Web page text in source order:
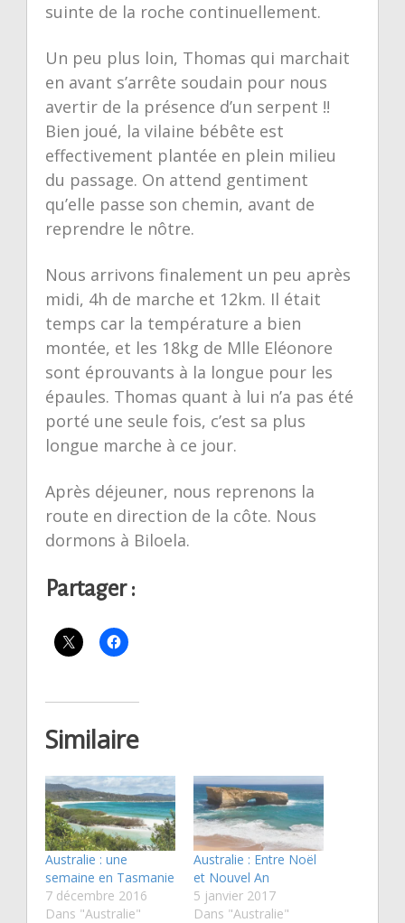
suinte de la roche continuellement.
Un peu plus loin, Thomas qui marchait
en avant s’arrête soudain pour nous
avertir de la présence d’un serpent !!
Bien joué, la vilaine bébête est
effectivement plantée en plein milieu
du passage. On attend gentiment
qu’elle passe son chemin, avant de
reprendre le nôtre.
Nous arrivons finalement un peu après
midi, 4h de marche et 12km. Il était
temps car la température a bien
montée, et les 18kg de Mlle Eléonore
sont éprouvants à la longue pour les
épaules. Thomas quant à lui n’a pas été
porté une seule fois, c’est sa plus
longue marche à ce jour.
Après déjeuner, nous reprenons la
route en direction de la côte. Nous
dormons à Biloela.
Partager :
Similaire
Australie : une
semaine en Tasmanie
7 décembre 2016
Dans "Australie"
Australie : Entre Noël
et Nouvel An
5 janvier 2017
Dans "Australie"